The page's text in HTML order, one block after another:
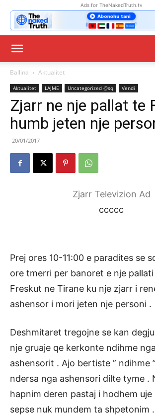
Ads for TheNakedTruth.tv
Ballina Aktualitet
Aktualitet LAJME Uncategorized @sq Vendi
Zjarr ne nje pallat te
humb jeten nje
20/01/2017
Zjarr Televizion Ad
ccccc
Prej ores 10-11:00 e paradites se
ore tmerri per banoret e nje
Freskut ne Tirane ku nje zjarr i
ashensor i mori jeten nje personi .
Deshmitaret tregojne se kan
nje gruaje qe kerkonte ndihme
ashensorit . Ajo bertiste ” ndihme
ndersa nga ashensori dilte tyme .
hapnim deren pastaj i hodhem
sepse nuk mundem ta shpetonim .